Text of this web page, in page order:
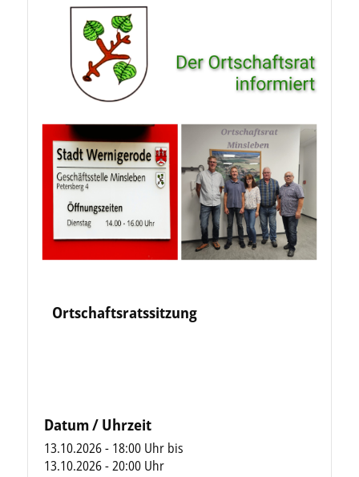
Ortschaftsratssitzung
Datum / Uhrzeit
13.10.2026 - 18:00 Uhr bis
13.10.2026 - 20:00 Uhr